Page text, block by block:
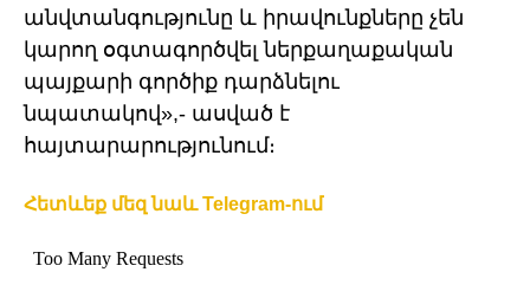
անվտանգությունը և իրավունքները չեն
կարող օգտագործվել ներքաղաքական
պայքարի գործիք դարձնելու
նպատակով»,- ասված է
հայտարարությունում։
Հետևեք մեզ նաև Telegram-ում